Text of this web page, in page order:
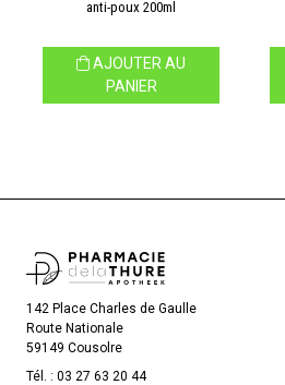
anti-poux 200ml
AJOUTER AU
PANIER
142 Place Charles de Gaulle
Route Nationale
59149 Cousolre
Tél. : 03 27 63 20 44